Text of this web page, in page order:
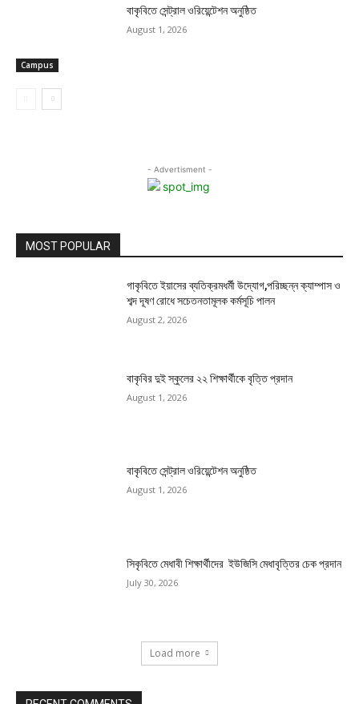
Campus
বাকৃবিতে সেন্ট্রাল ওরিয়েন্টেশন অনুষ্ঠিত
August 1, 2026
- Advertisment -
MOST POPULAR
গাকৃবিতে ইয়াসের ব্যতিক্রমধর্মী উদ্যোগ,পরিচ্ছন্ন ক্যাম্পাস ও
শব্দ দূষণ রোধে সচেতনতামূলক কর্মসূচি পালন
August 2, 2026
বাকৃবির দুই স্কুলের ২২ শিক্ষার্থীকে বৃত্তি প্রদান
August 1, 2026
বাকৃবিতে সেন্ট্রাল ওরিয়েন্টেশন অনুষ্ঠিত
August 1, 2026
সিকৃবিতে মেধাবী শিক্ষার্থীদের ইউজিসি মেধাবৃত্তির চেক প্রদান
July 30, 2026
Load more